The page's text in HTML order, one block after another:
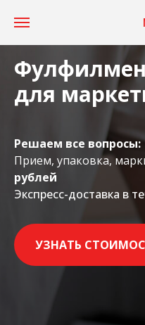
для
Решаем все вопросы:
Прием, упаковка,
рублей
Экспресс-доставка в
УЗНАТЬ